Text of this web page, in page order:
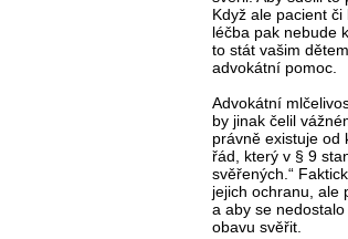
Když ale pacient
léčba pak nebude
to stát vašim
advokátní pomoc.
Advokátní
by jinak čelil
právně existuje od
řád, který v § 9
svěřených.“
jejich ochranu, ale
a aby se
obavu svěřit.